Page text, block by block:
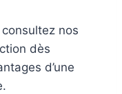
consultez nos
dès
d’une